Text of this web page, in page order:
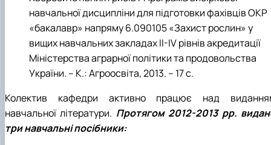
навчальної дисципліни для підготовки фахівців ОКР
«бакалавр» напряму 6.090105 «Захист рослин» у
вищих навчальних закладах ІІ-ІV рівнів акредитації
Міністерства аграрної політики та продовольства
України. – К.: Агроосвіта, 2013. – 17 с.
Колектив кафедри активно працює над
навчальної літе­ратури. Протягом 2012-2013 рр.
три навчальні посібники: